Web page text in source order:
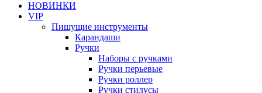
НОВИНКИ
VIP
Пишущие инструменты
Карандаши
Ручки
Наборы с ручками
Ручки перьевые
Ручки роллер
Ручки стилусы